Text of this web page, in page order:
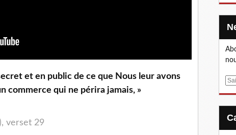
et en public de ce que Nous leur avons
commerce qui ne périra jamais, »
verset 29
E